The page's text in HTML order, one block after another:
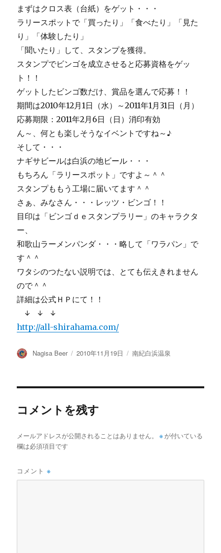
まずはクロス表（台紙）をゲット・・・
ラリースポットで「買ったり」「食べたり」「見た
り」「体験したり」
「聞いたり」して、スタンプを獲得。
スタンプでビンゴを成立させると応募資格をゲッ
ト！！
ゲットしたビンゴ数だけ、賞品を選んで応募！！
期間は2010年12月1日（水）～2011年1月31日（月）
応募期限：2011年2月6日（日）消印有効
ん～、何とも楽しそうなイベントですね～♪
そして・・・
ナギサビールは白浜の地ビール・・・
もちろん「ラリースポット」ですよ～＾＾
スタンプももう工場に届いてます＾＾
さぁ、みなさん・・・レッツ・ビンゴ！！
目印は「ビンゴｄｅスタンプラリー」のキャラクタ
ー、
和歌山ラーメンパンダ・・・略して「ワラパン」で
す＾＾
ワタシのつたない説明では、とても伝えきれません
ので＾＾
詳細は公式ＨＰにて！！
↓ ↓ ↓
http://all-shirahama.com/
投
Nagisa Beer
投
2010年11月19日
カ
南紀白浜温泉
コメントを残す
メールアドレスが公開されることはありません。 ※ が付いている
欄は必須項目です
コメント※